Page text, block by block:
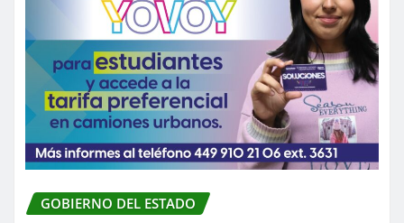
GOBIERNO DEL ESTADO